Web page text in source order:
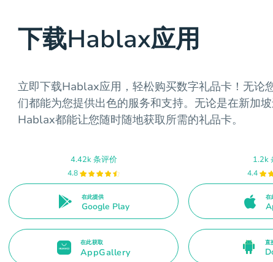
下载Hablax应用
立即下载Hablax应用，轻松购买数字礼品卡！无论
们都能为您提供出色的服务和支持。无论是在新加坡
Hablax都能让您随时随地获取所需的礼品卡。
4.42k 条评价
4.8
在此提供
Google Play
1.2k
4.4
在
在此获取
AppGallery
直